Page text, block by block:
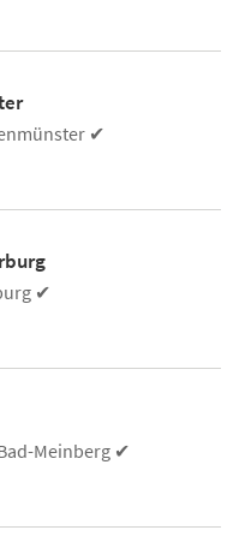
✔
✔
Meinberg ✔